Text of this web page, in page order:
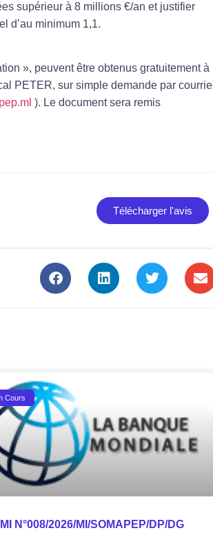
supérieur à 8 millions €/an et justifier
d’au minimum 1,1.
», peuvent être obtenus gratuitement à
PETER, sur simple demande par courriel
). Le document sera remis
Télécharger l'avis
Cours
N°008/2026/MI/SOMAPEP/DP/DG